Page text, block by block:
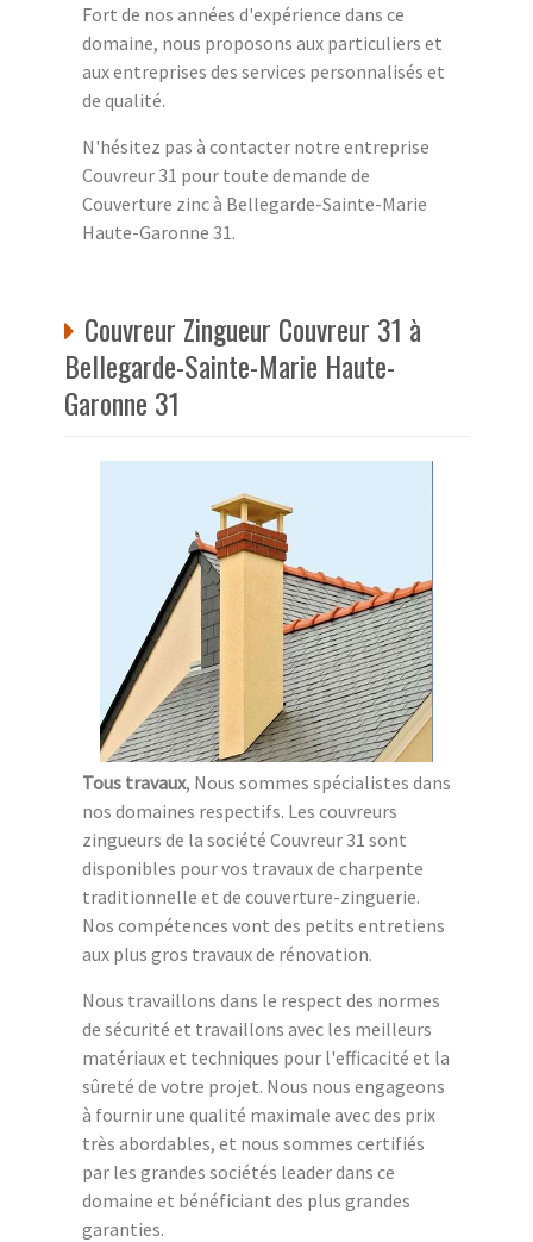
Fort de nos années d'expérience dans ce
domaine, nous proposons aux particuliers et
aux entreprises des services personnalisés et
de qualité.
N'hésitez pas à contacter notre entreprise
Couvreur 31 pour toute demande de
Couverture zinc à Bellegarde-Sainte-Marie
Haute-Garonne 31.
Couvreur Zingueur Couvreur 31 à
Bellegarde-Sainte-Marie Haute-
Garonne 31
Tous travaux, Nous sommes spécialistes dans
nos domaines respectifs. Les couvreurs
zingueurs de la société Couvreur 31 sont
disponibles pour vos travaux de charpente
traditionnelle et de couverture-zinguerie.
Nos compétences vont des petits entretiens
aux plus gros travaux de rénovation.
Nous travaillons dans le respect des normes
de sécurité et travaillons avec les meilleurs
matériaux et techniques pour l'efficacité et la
sûreté de votre projet. Nous nous engageons
à fournir une qualité maximale avec des prix
très abordables, et nous sommes certifiés
par les grandes sociétés leader dans ce
domaine et bénéficiant des plus grandes
garanties.